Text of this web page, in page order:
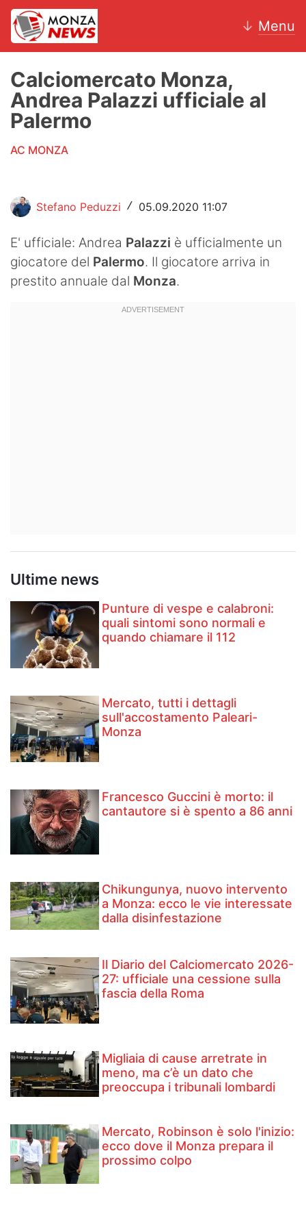
↓ Menu
News
AC Monza
Motori
Volley
Hockey
Calciomercato Monza,
Andrea Palazzi ufficiale al
Palermo
AC MONZA
Stefano Peduzzi / 05.09.2020 11:07
E' ufficiale: Andrea Palazzi è ufficialmente un
giocatore del Palermo. Il giocatore arriva in
prestito annuale dal Monza.
Ultime news
Punture di vespe e calabroni:
quali sintomi sono normali e
quando chiamare il 112
Mercato, tutti i dettagli
sull'accostamento Paleari-
Monza
Francesco Guccini è morto: il
cantautore si è spento a 86 anni
Chikungunya, nuovo intervento
a Monza: ecco le vie interessate
dalla disinfestazione
Il Diario del Calciomercato 2026-
27: ufficiale una cessione sulla
fascia della Roma
Migliaia di cause arretrate in
meno, ma c’è un dato che
preoccupa i tribunali lombardi
Mercato, Robinson è solo l'inizio:
ecco dove il Monza prepara il
prossimo colpo